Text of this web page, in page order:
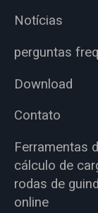
Notícias
perguntas
Download
Contato
Ferramentas
cálculo de
rodas de
online